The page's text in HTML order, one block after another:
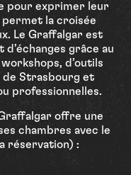
pour exprimer leur
la croisée
Le Graffalgar est
grâce au
d’outils
de Strasbourg et
professionnelles.
offre une
chambres avec le
réservation) :